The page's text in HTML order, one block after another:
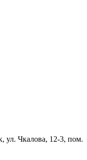
ул. Чкалова, 12-3, пом.